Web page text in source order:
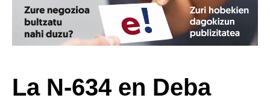
La N-634 en Deba